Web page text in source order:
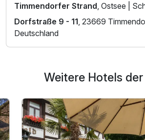
Timmendorfer Strand , Ostsee |
Dorfstraße 9 - 11 , 23669
Deutschland
Weitere Hotels